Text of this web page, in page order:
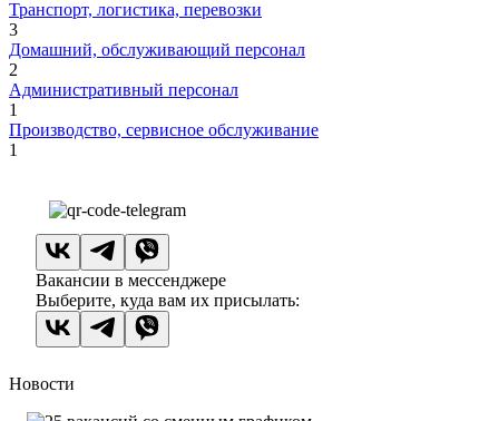
Транспорт, логистика, перевозки
3
Домашний, обслуживающий персонал
2
Административный персонал
1
Производство, сервисное обслуживание
1
Вакансии в мессенджере
Выберите, куда вам их присылать:
Новости